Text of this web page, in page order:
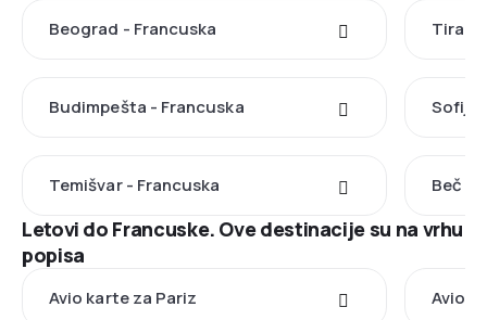
Beograd - Francuska
Budimpešta - Francuska Sofija
Temišvar - Francuska Beč -
Letovi do Francuske. Ove destinacije su na vrhu
popisa
Avio karte za Pariz Avio